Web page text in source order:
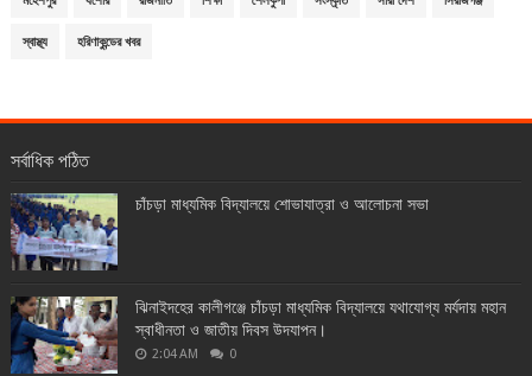
স্বাস্থ্য হরিণাকুন্ডের খবর
সর্বাধিক পঠিত
চাঁচড়া মাধ্যমিক বিদ্যালয়ে শোভাযাত্রা ও আলোচনা সভা
ঝিনাইদহের কালীগঞ্জে চাঁচড়া মাধ্যমিক বিদ্যালয়ে যথাযোগ্য মর্যদায় মহান
স্বাধীনতা ও জাতীয় দিবস উদযাপন।
2:04 AM 0